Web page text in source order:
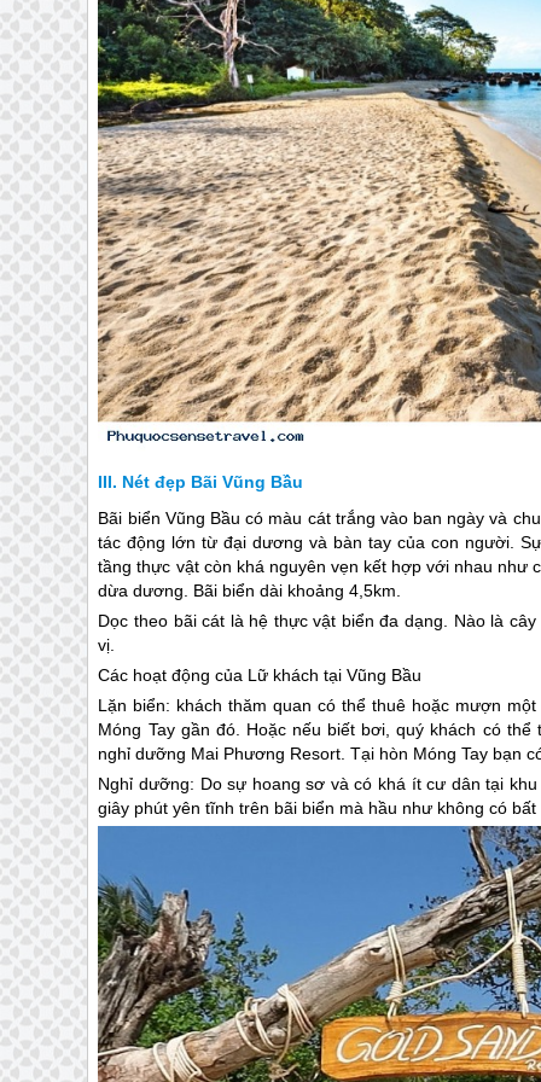
Nét đẹp Bãi Vũng Bầu
Bãi biển Vũng Bầu có màu cát trắng vào ban ngày và
tác động lớn từ đại dương và bàn tay của con người.
tầng thực vật còn khá nguyên vẹn kết hợp với nhau như
dừa dương. Bãi biển dài khoảng 4,5km.
Dọc theo bãi cát là hệ thực vật biển đa dạng. Nào là
vị.
Các hoạt động của Lữ khách tại Vũng Bầu
Lặn biển: khách thăm quan có thể thuê hoặc mượn
Móng Tay gần đó. Hoặc nếu biết bơi, quý khách có
nghỉ dưỡng Mai Phương Resort. Tại hòn Móng Tay bạn
Nghỉ dưỡng: Do sự hoang sơ và có khá ít cư dân tại
giây phút yên tĩnh trên bãi biển mà hầu như không có